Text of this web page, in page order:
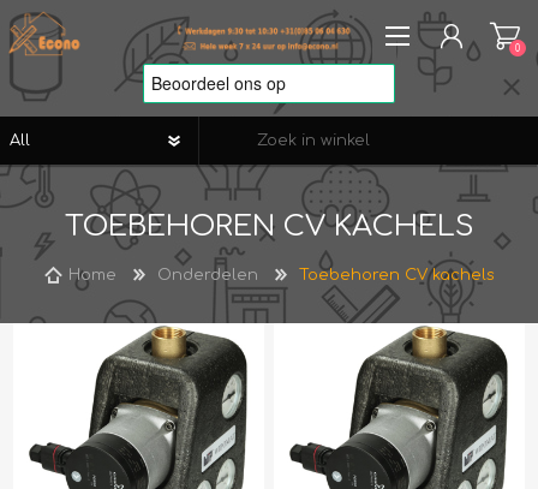
REGISTREREN
AANMELDEN
VERLANGLIJST
0
0
TOEBEHOREN CV KACHELS
Home Onderdelen Toebehoren CV kachels